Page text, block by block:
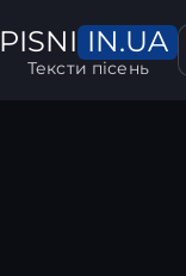
PISNI IN.UA
Тексти пісень